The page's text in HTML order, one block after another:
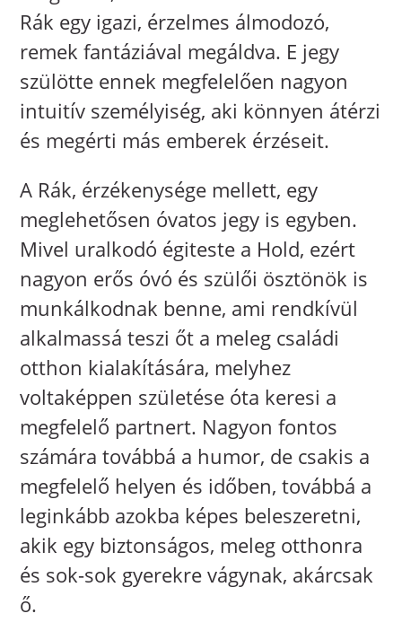
Rák egy igazi, érzelmes álmodozó,
remek fantáziával megáldva. E jegy
szülötte ennek megfelelően nagyon
intuitív személyiség, aki könnyen átérzi
és megérti más emberek érzéseit.
A Rák, érzékenysége mellett, egy
meglehetősen óvatos jegy is egyben.
Mivel uralkodó égiteste a Hold, ezért
nagyon erős óvó és szülői ösztönök is
munkálkodnak benne, ami rendkívül
alkalmassá teszi őt a meleg családi
otthon kialakítására, melyhez
voltaképpen születése óta keresi a
megfelelő partnert. Nagyon fontos
számára továbbá a humor, de csakis a
megfelelő helyen és időben, továbbá a
leginkább azokba képes beleszeretni,
akik egy biztonságos, meleg otthonra
és sok-sok gyerekre vágynak, akárcsak
ő.